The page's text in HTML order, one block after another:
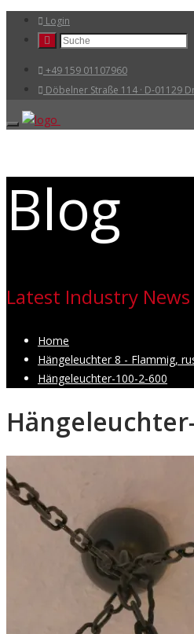
Login
+49 159 01107960
Döbelner Straße 114 · D-01129
Blog
Latest Industry News
Home
Hängeleuchter 8 - Flammig,
Hängeleuchter-100-2-600